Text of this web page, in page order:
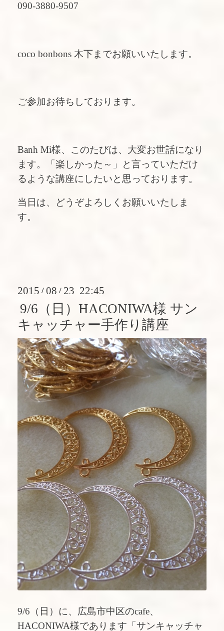
090-3880-9507
coco bonbons 木下までお願いいたします。
ご参加お待ちしております。
Banh Mi様、このたびは、大変お世話になり
ます。「楽しかった～」と言っていただけ
るような講座にしたいと思っております。
当日は、どうぞよろしくお願いいたしま
す。
2015 / 08 / 23 22:45
9/6（日）HACONIWA様 サン
キャッチャー手作り講座
9/6（日）に、広島市中区のcafe、
HACONIWA様であります「サンキャッチャ